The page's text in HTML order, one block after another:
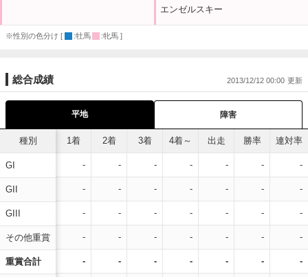
エンゼルスキー
※性別の色分け [ :牡馬 :牝馬 ]
総合成績 2013/12/12 00:00
平地 障害
種別
GI
GII
GIII
その他重賞
重賞合計
1着 2着 3着 4着～ 出走 勝率 連対率
- - - - - - -
- - - - - - -
- - - - - - -
- - - - - - -
- - - - - - -